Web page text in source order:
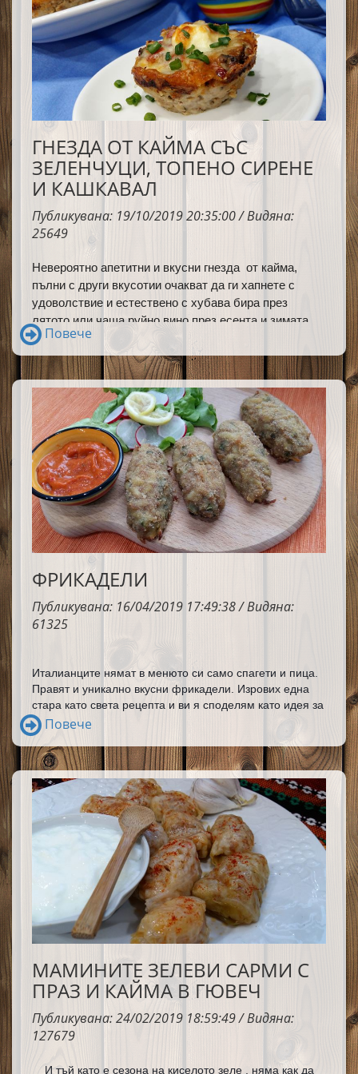
ГНЕЗДА ОТ КАЙМА СЪС
ЗЕЛЕНЧУЦИ, ТОПЕНО СИРЕНЕ
И КАШКАВАЛ
Публикувана: 19/10/2019 20:35:00 / Видяна:
25649
Невероятно апетитни и вкусни гнезда от кайма,
пълни с други вкусотии очакват да ги хапнете с
удоволствие и естествено с хубава бира през
лятото или чаша руйно вино през есента и зимата.
Повече
ФРИКАДЕЛИ
Публикувана: 16/04/2019 17:49:38 / Видяна:
61325
Италианците нямат в менюто си само спагети и пица.
Правят и уникално вкусни фрикадели. Изрових една
стара като света рецепта и ви я споделям като идея за
вечеря.Достойни за честа употреба!
Страхотни са!
Повече
МАМИНИТЕ ЗЕЛЕВИ САРМИ С
ПРАЗ И КАЙМА В ГЮВЕЧ
Публикувана: 24/02/2019 18:59:49 / Видяна:
127679
И тъй като е сезона на киселото зеле , няма как да